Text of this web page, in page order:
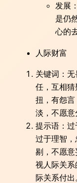
发展
是仍
心的
人际财富
关键词：
任，互相
扭，有怨
淡，不愿意
提示语：
过于理智
剔，不愿
视人际关
际关系付出